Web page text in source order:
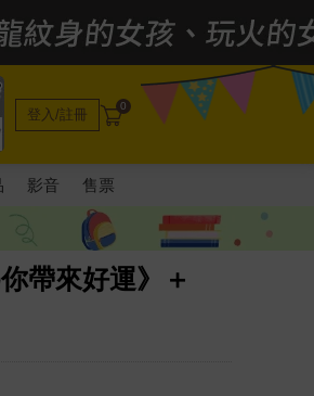
登入/註冊 0
影音 售票
帶來好運》＋